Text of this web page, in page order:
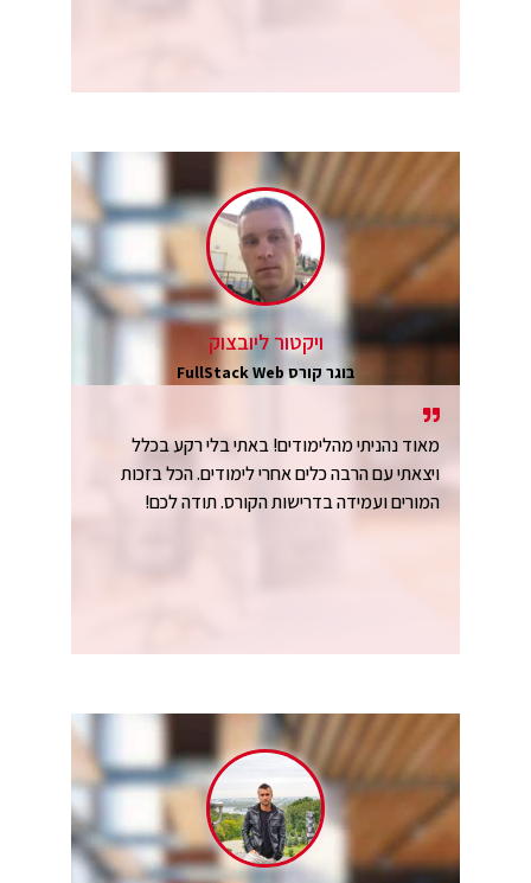
ויקטור ליובצוק
בוגר קורס FullStack Web
מאוד נהניתי מהלימודים! באתי בלי רקע בכלל
ויצאתי עם הרבה כלים אחרי לימודים. הכל בזכות
המורים ועמידה בדרישות הקורס. תודה לכם!